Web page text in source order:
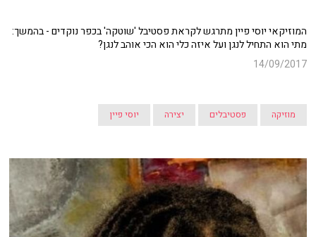
המוזיקאי יוסי פיין מתרגש לקראת פסטיבל 'שוטקה' בכפר נוקדים - בהמשך:
מתי הוא התחיל לנגן ועל איזה כלי הוא הכי אוהב לנגן?
14/09/2017
מוזיקה פסטיבלים יצירה יוסי פיין